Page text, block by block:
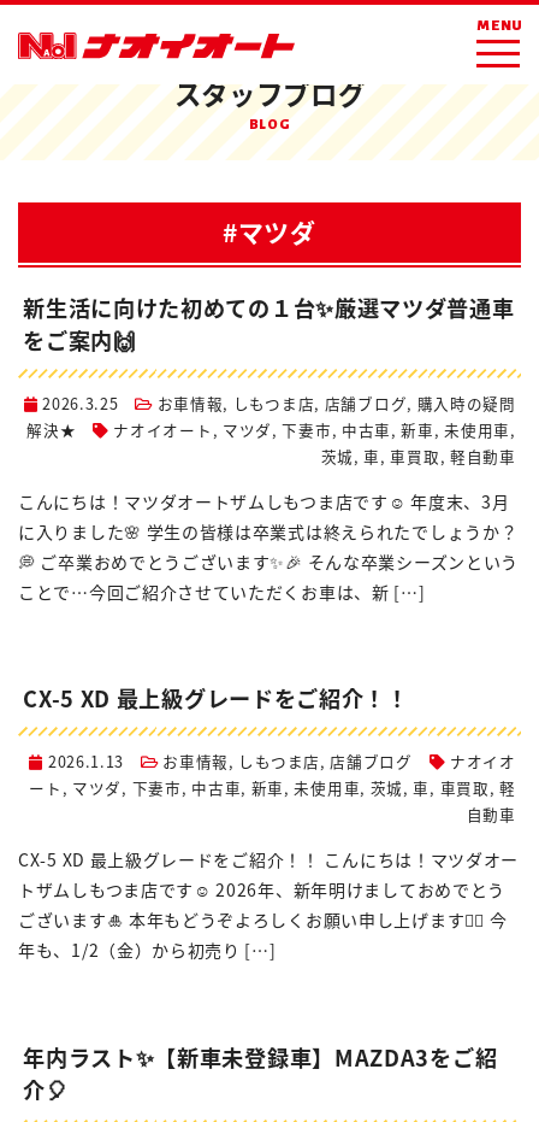
MENU
スタッフブログ
BLOG
#マツダ
新生活に向けた初めての１台✨厳選マツダ普通車
をご案内🙌
2026.3.25 お車情報, しもつま店, 店舗ブログ, 購入時の疑問
解決★
ナオイオート , マツダ,下妻市, 中古車,新車,未使用車,
茨城,車,車買取, 軽自動車
こんにちは！マツダオートザムしもつま店です☺️ 年度末、3月
に入りました🌸 学生の皆様は卒業式は終えられたでしょうか？
💭 ご卒業おめでとうございます✨🎉 そんな卒業シーズンという
ことで…今回ご紹介させていただくお車は、新 […]
CX-5 XD 最上級グレードをご紹介！！
2026.1.13 お車情報, しもつま店, 店舗ブログ
ナオイオ
ート , マツダ, 下妻市, 中古車, 新車,未使用車, 茨城,車, 車買取,軽
自動車
CX-5 XD 最上級グレードをご紹介！！ こんにちは！マツダオー
トザムしもつま店です☺️ 2026年、新年明けましておめでとう
ございます🎍 本年もどうぞよろしくお願い申し上げます🙇‍♀️ 今
年も、1/2（金）から初売り […]
年内ラスト✨【新車未登録車】MAZDA3をご紹
介🎈